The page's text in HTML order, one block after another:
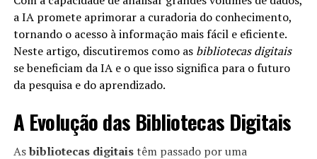
criação de sua estrutura e na definição de seus arcos
narrativos. O uso de dados analíticos para compreender
as preferências do público ajuda a moldar a direção da
trama.
Pesquisa de audiência:Os criadores analisam o
feedback do público sobre episódios anteriores para
moldar futuros enredos. Essa abordagem data-driven
tem sido eficaz em manter a série relevante e próxima
a IA promete aprimorar a curadoria do conhecimento,
tornando o acesso à informação mais fácil e eficiente.
Neste artigo, discutiremos como as bibliotecas digitais
se beneficiam da IA e o que isso significa para o futuro
da pesquisa e do aprendizado.
A Evolução das Bibliotecas Digitais
Asbibliotecas digitaistêm passado por uma